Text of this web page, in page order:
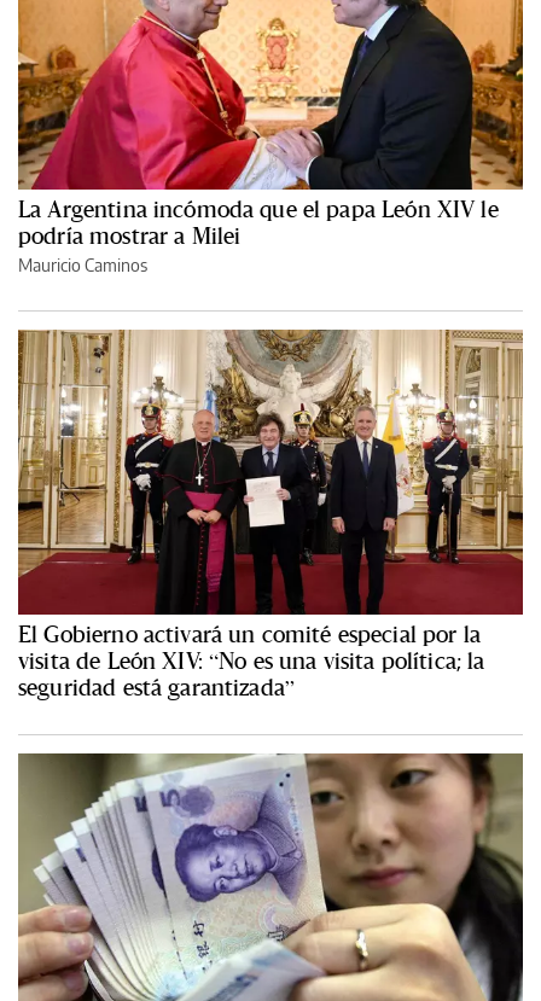
La Argentina incómoda que el papa León XIV le
podría mostrar a Milei
Mauricio Caminos
El Gobierno activará un comité especial por la
visita de León XIV: “No es una visita política; la
seguridad está garantizada”